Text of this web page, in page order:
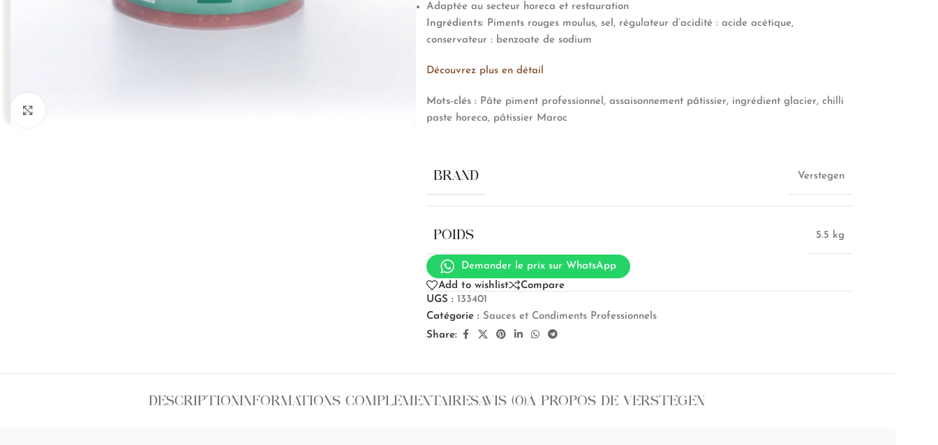
Adaptée au secteur horeca et restauration
Ingrédients: Piments rouges moulus, sel, régulateur d’acidité : acide acétique,
conservateur : benzoate de sodium
Découvrez plus en détail
Mots-clés : Pâte piment professionnel, assaisonnement pâtissier, ingrédient glacier, chilli
paste horeca, pâtissier Maroc
BRAND Verstegen
POIDS 5.5 kg
Demander le prix sur WhatsApp
Add to wishlist
Compare
UGS : 133401
Catégorie : Sauces et Condiments Professionnels
Share:
DESCRIPTIONINFORMATIONS COMPLÉMENTAIRESAVIS (0)À PROPOS DE VERSTEGEN